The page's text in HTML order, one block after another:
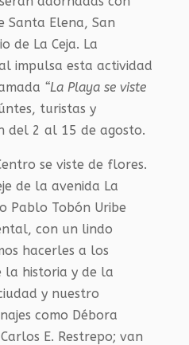
Santa Elena, San
de La Ceja. La
impulsa esta actividad
“La Playa se viste
turistas y
del 2 al 15 de agosto.
se viste de flores.
de la avenida La
Pablo Tobón Uribe
con un lindo
hacerles a los
la historia y de la
y nuestro
como Débora
E. Restrepo; van